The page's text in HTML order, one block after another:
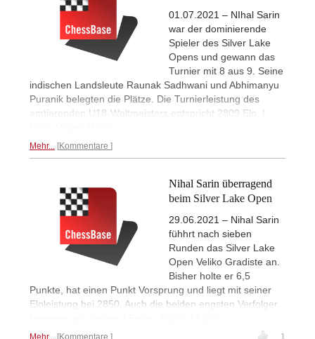
01.07.2021 – NIhal Sarin
war der dominierende
Spieler des Silver Lake
Opens und gewann das
Turnier mit 8 aus 9. Seine
indischen Landsleute Raunak Sadhwani und Abhimanyu
Puranik belegten die Plätze. Die Turnierleistung des
amtierenden U18-Weltmeisters entspricht 2809 Elo. |
Mehr... Kommentare
Nihal Sarin überragend
beim Silver Lake Open
29.06.2021 – Nihal Sarin
fühhrt nach sieben
Runden das Silver Lake
Open Veliko Gradiste an.
Bisher holte er 6,5
Punkte, hat einen Punkt Vorsprung und liegt mit seiner
Eloleistung bei 2850. Auch die beiden engsten Verfolger